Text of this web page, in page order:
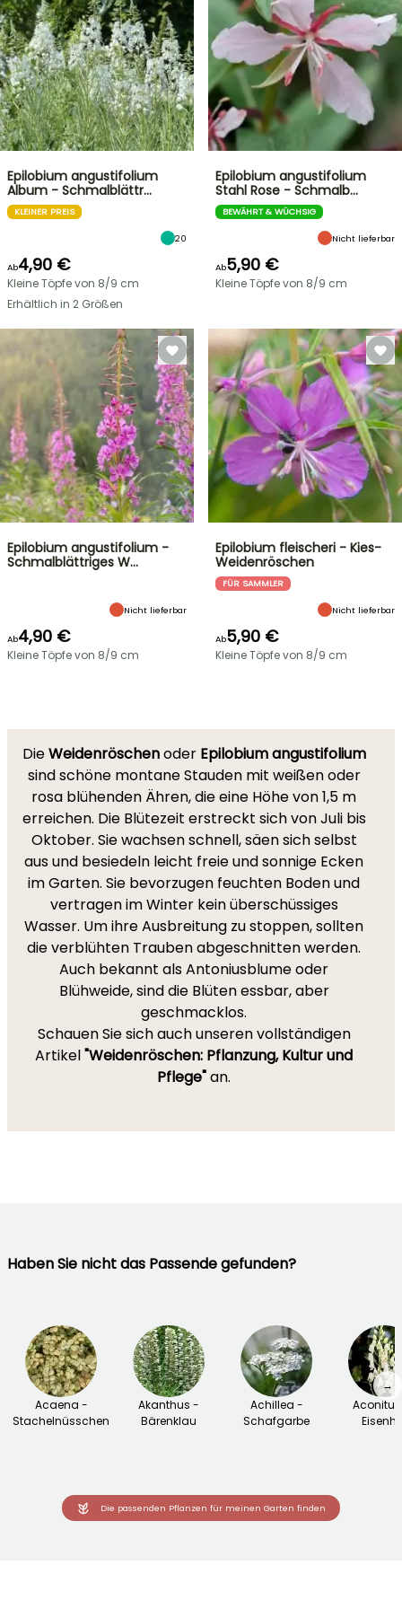
Epilobium angustifolium
Album - Schmalblättr…
KLEINER PREIS
20
Ab4,90 €
Kleine Töpfe von 8/9 cm
Erhältlich in 2 Größen
Epilobium angustifolium
Stahl Rose - Schmalb…
BEWÄHRT & WÜCHSIG
Nicht lieferbar
Ab5,90 €
Kleine Töpfe von 8/9 cm
Epilobium angustifolium -
Schmalblättriges W…
Nicht lieferbar
Ab4,90 €
Kleine Töpfe von 8/9 cm
Epilobium fleischeri - Kies-
Weidenröschen
FÜR SAMMLER
Nicht lieferbar
Ab5,90 €
Kleine Töpfe von 8/9 cm
DieWeidenröschenoder Epilobium angustifolium
sind schöne montane Stauden mit weißen oder
rosa blühenden Ähren, die eine Höhe von 1,5 m
erreichen. Die Blütezeit erstreckt sich von Juli bis
Oktober. Sie wachsen schnell, säen sich selbst
aus und besiedeln leicht freie und sonnige Ecken
im Garten. Sie bevorzugen feuchten Boden und
vertragen im Winter kein überschüssiges
Wasser. Um ihre Ausbreitung zu stoppen, sollten
die verblühten Trauben abgeschnitten werden.
Auch bekannt als Antoniusblume oder
Blühweide, sind die Blüten essbar, aber
geschmacklos.
Schauen Sie sich auch unseren vollständigen
Artikel"Weidenröschen: Pflanzung, Kultur und
Pflege"an.
Haben Sie nicht das Passende gefunden?
Acaena -
Stachelnüsschen
Akanthus -
Bärenklau
Achillea -
Schafgarbe
→
Die passenden Pflanzen für meinen Garten finden